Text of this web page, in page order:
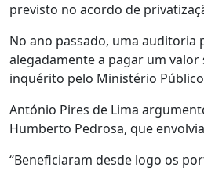
previsto no acordo de
No ano passado, uma auditoria
alegadamente a pagar um
inquérito pelo Ministério
António Pires de Lima
Humberto Pedrosa, que
“Beneficiaram desde logo os